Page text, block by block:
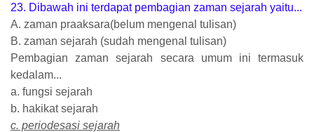
23. Dibawah ini terdapat pembagian zaman sejarah yaitu...
A. zaman praaksara(belum mengenal tulisan)
B. zaman sejarah (sudah mengenal tulisan)
Pembagian zaman sejarah secara umum ini termasuk
kedalam...
a. fungsi sejarah
b. hakikat sejarah
c. periodesasi sejarah